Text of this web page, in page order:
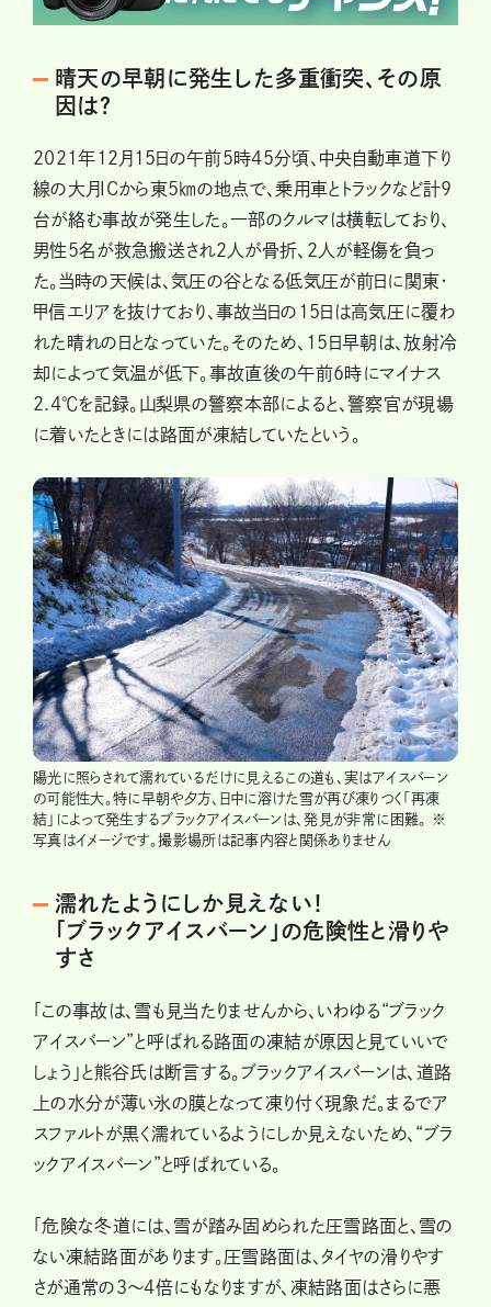
晴天の早朝に発生した多重衝突、その原
因は？
2021年12月15日の午前5時45分頃、中央自動車道下り
線の大月ICから東5㎞の地点で、乗用車とトラックなど計9
台が絡む事故が発生した。一部のクルマは横転しており、
男性5名が救急搬送され2人が骨折、2人が軽傷を負っ
た。当時の天候は、気圧の谷となる低気圧が前日に関東・
甲信エリアを抜けており、事故当日の15日は高気圧に覆わ
れた晴れの日となっていた。そのため、15日早朝は、放射冷
却によって気温が低下。事故直後の午前6時にマイナス
2.4℃を記録。山梨県の警察本部によると、警察官が現場
に着いたときには路面が凍結していたという。
陽光に照らされて濡れているだけに見えるこの道も、実はアイスバーン
の可能性大。特に早朝や夕方、日中に溶けた雪が再び凍りつく「再凍
結」によって発生するブラックアイスバーンは、発見が非常に困難。 ※
写真はイメージです。撮影場所は記事内容と関係ありません
濡れたようにしか見えない！
「ブラックアイスバーン」の危険性と滑りや
すさ
「この事故は、雪も見当たりませんから、いわゆる“ブラック
アイスバーン”と呼ばれる路面の凍結が原因と見ていいで
しょう」と熊谷氏は断言する。ブラックアイスバーンは、道路
上の水分が薄い氷の膜となって凍り付く現象だ。まるでア
スファルトが黒く濡れているようにしか見えないため、“ブラ
ックアイスバーン”と呼ばれている。
「危険な冬道には、雪が踏み固められた圧雪路面と、雪の
ない凍結路面があります。圧雪路面は、タイヤの滑りやす
さが通常の３～４倍にもなりますが、凍結路面はさらに悪